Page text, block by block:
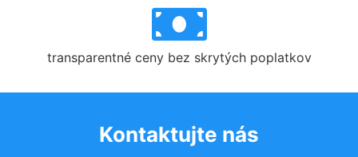
transparentné ceny bez skrytých poplatkov
Kontaktujte nás